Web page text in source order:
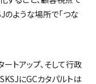
のような場所で「つな
トアップ、そして行政
SKSJにGCカタパルトは